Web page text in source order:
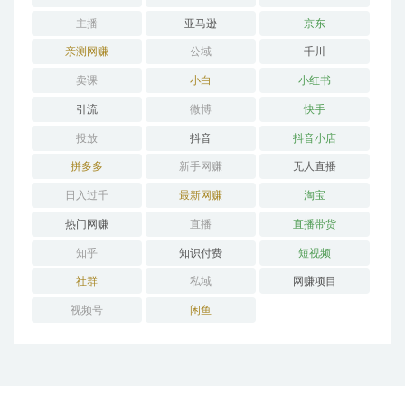
主播 亚马逊 京东
亲测网赚 公域 千川
卖课 小白 小红书
引流 微博 快手
投放 抖音 抖音小店
拼多多 新手网赚 无人直播
日入过千 最新网赚 淘宝
热门网赚 直播 直播带货
知乎 知识付费 短视频
社群 私域 网赚项目
视频号 闲鱼